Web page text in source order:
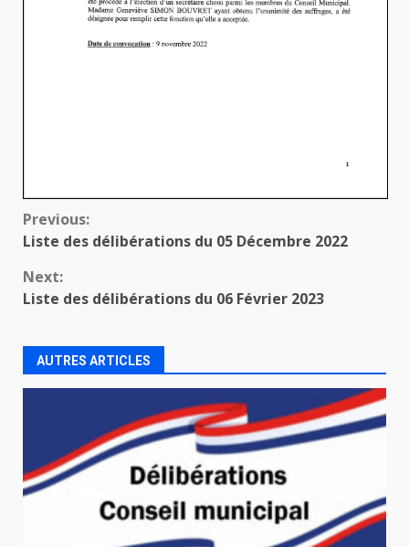
Continue
Previous:
Liste des délibérations du 05 Décembre 2022
Next:
Liste des délibérations du 06 Février 2023
AUTRES ARTICLES